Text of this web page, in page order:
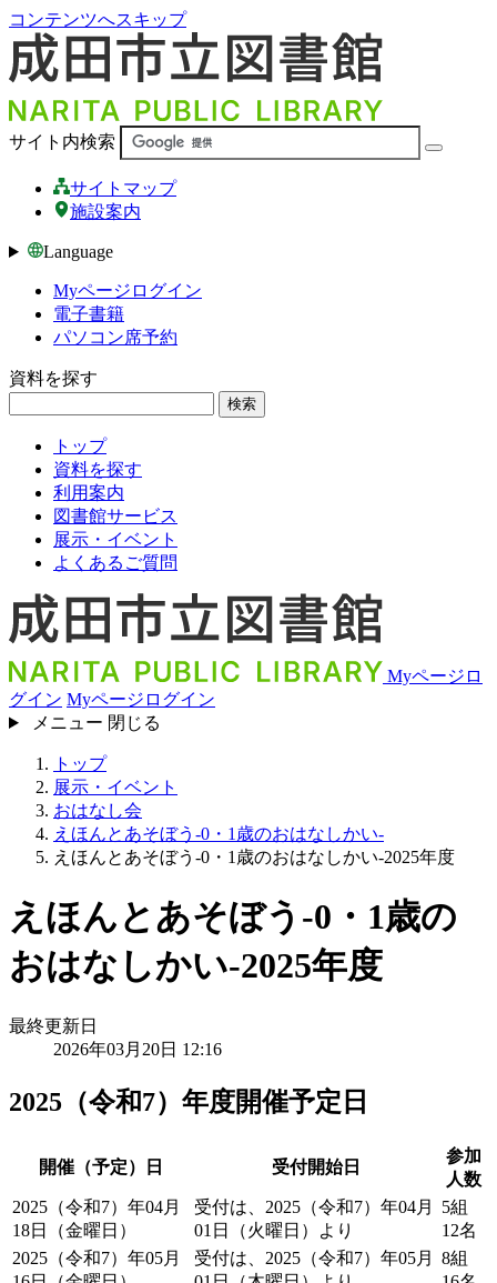
コンテンツへスキップ
サイト内検索
サイトマップ
施設案内
Language
Myページログイン
電子書籍
パソコン席予約
資料を探す
検索
トップ
資料を探す
利用案内
図書館サービス
展示・イベント
よくあるご質問
Myページロ
グイン Myページログイン
メニュー 閉じる
トップ
展示・イベント
おはなし会
えほんとあそぼう-0・1歳のおはなしかい-
えほんとあそぼう-0・1歳のおはなしかい-2025年度
えほんとあそぼう-0・1歳の
おはなしかい-2025年度
最終更新日
2026年03月20日 12:16
2025（令和7）年度開催予定日
開催（予定）日 受付開始日
参加
人数
2025（令和7）年04月
18日（金曜日）
受付は、2025（令和7）年04月
01日（火曜日）より
5組
12名
2025（令和7）年05月
受付は、2025（令和7）年05月
8組